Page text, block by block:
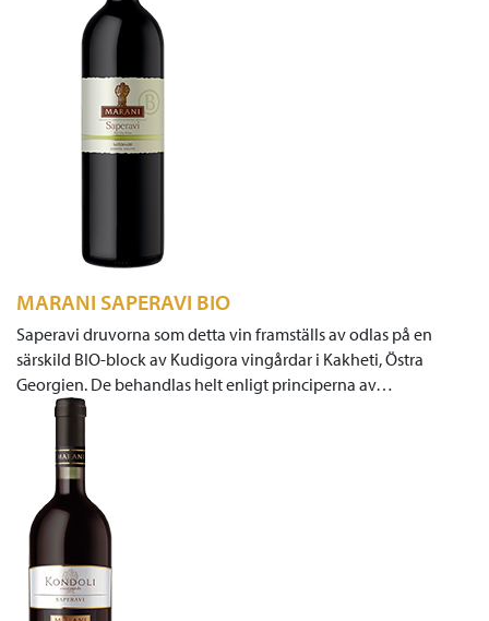
MARANI SAPERAVI BIO
Saperavi druvorna som detta vin framställs av odlas på en
särskild BIO-block av Kudigora vingårdar i Kakheti, Östra
Georgien. De behandlas helt enligt principerna av…